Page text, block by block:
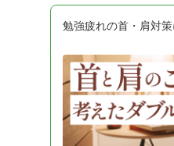
勉強疲れの首・肩対